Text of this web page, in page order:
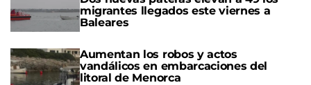
migrantes llegados este viernes a
Baleares
Aumentan los robos y actos
vandálicos en embarcaciones del
litoral de Menorca